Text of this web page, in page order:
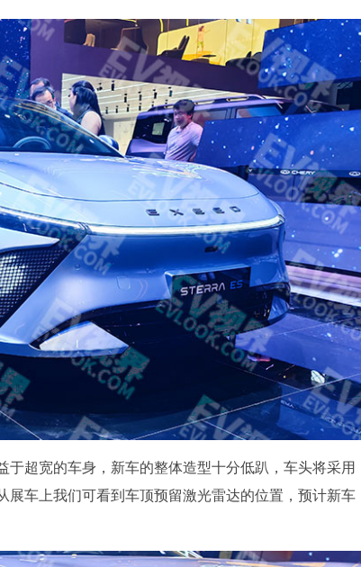
超宽的车身，新车的整体造型十分低趴，车头将采用
车上我们可看到车顶预留激光雷达的位置，预计新车